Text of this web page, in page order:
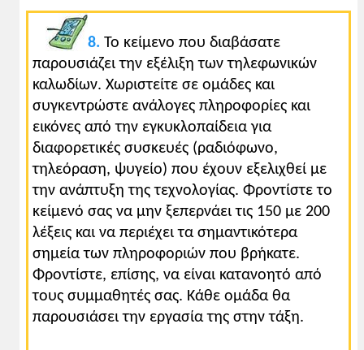
8.
παρουσιάζει την εξέλιξη των τηλεφωνικών
καλωδίων. Χωριστείτε σε ομάδες και
συγκεντρώστε ανάλογες πληροφορίες και
εικόνες από την εγκυκλοπαίδεια για
διαφορετικές συσκευές (ραδιόφωνο,
τηλεόραση, ψυγείο) που έχουν εξελιχθεί με
την ανάπτυξη της τεχνολογίας. Φροντίστε το
κείμενό σας να μην ξεπερνάει τις 150 με 200
λέξεις και να περιέχει τα σημαντικότερα
σημεία των πληροφοριών που βρήκατε.
Φροντίστε, επίσης, να είναι κατανοητό από
τους συμμαθητές σας. Κάθε ομάδα θα
παρουσιάσει την εργασία της στην τάξη.